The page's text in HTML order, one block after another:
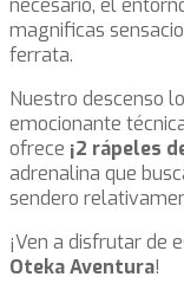
necesario, el
magnificas
ferrata.
Nuestro descenso
emocionante
ofrece ¡2 rápeles
adrenalina que
sendero
¡Ven a disfrutar de
Oteka Aventura!